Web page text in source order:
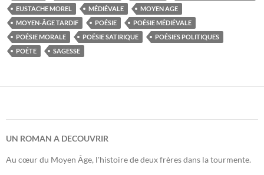
EUSTACHE MOREL
MÉDIÉVALE
MOYEN AGE
MOYEN-ÂGE TARDIF
POÉSIE
POÉSIE MÉDIÉVALE
POÉSIE MORALE
POÉSIE SATIRIQUE
POÉSIES POLITIQUES
POÉTE
SAGESSE
UN ROMAN A DECOUVRIR
Au cœur du Moyen Âge, l'histoire de deux frères dans la tourmente.